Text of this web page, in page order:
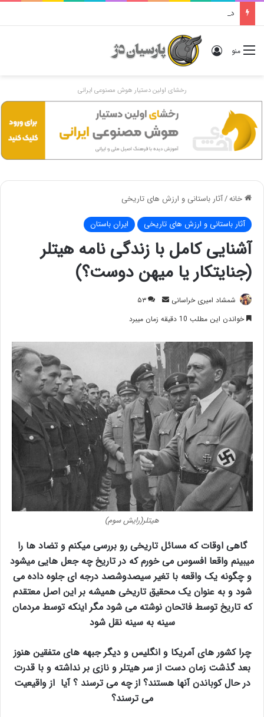
دوگانهٔ «ایرانی و اَنیرانی»: بررسی تاریخی، مفهومی و ایدئولوژیک
منو ورود
رخشای اولین دستیار هوش مصنوعی ایرانی
خانه/آثار باستانی و ارزش های تاریخی
آثار باستانی و ارزش های تاریخی ایران باستان
آشنایی کامل با زندگی نامه هیتلر
(جنایتکار یا میهن دوست؟)
شمشاد امیری خراسانی
ارسال
ایمیل
۵۳
خواندن این مطلب 10 دقیقه زمان میبرد
هیتلر(رایش سوم)
گاهی اوقات که مسائل تاریخی رو بررسی میکنم و تضاد ها را
میبینم واقعا افسوس می خورم که در تاریخ چه جعل هایی میشود
و چگونه یک واقعه با تغیر سیصدوشصد درجه ای جلوه داده می
شود و به عنوان یک محقیق تاریخی همیشه بر این اصل معتقدم
که تاریخ توسط فاتحان نوشته می شود مگر اینکه توسط مردمان
سینه به سینه نقل شود
چرا کشور های آمریکا و انگلیس و دیگر جبهه های متفقین هنوز
بعد گذشت زمان دست از سر هیتلر و نازی بر نداشته و با قدرت
در حال کوباندن آنها هستند؟ از چه می ترسند ؟ آیا از واقیعیت
می ترسند؟